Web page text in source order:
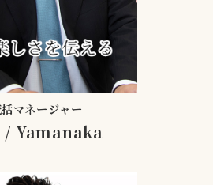
マネージャー
/ Yamanaka